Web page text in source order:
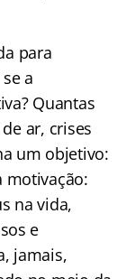
para
a
Quantas
ar, crises
um objetivo:
motivação:
na vida,
e
jamais,